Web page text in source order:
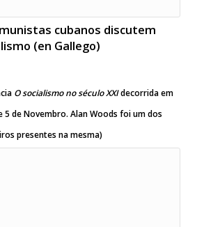
cubanos discutem
(en Gallego)
O socialismo no século XXIdecorrida em
5 de Novembro. Alan Woods foi um dos
presentes na mesma)